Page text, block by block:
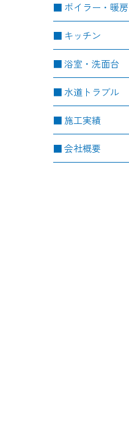
ボイラー・暖房
キッチン
浴室・洗面台
水道トラブル
施工実績
会社概要